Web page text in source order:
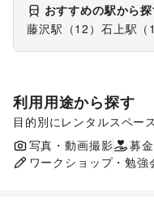
おすすめの駅から
藤沢駅 （12 ） 石上駅 （
利用用途から探す
目的別にレンタルスペー
ポップアップストア
販促イベント
写真・動画撮影
募
ワークショップ・勉強